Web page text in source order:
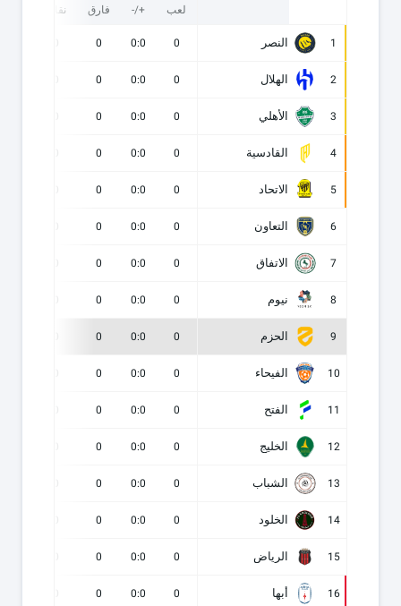
لعب +/- فارق نقاط
1 النصر 0
0:0
0
2 الهلال 0
0:0
0
3 الأهلي 0
0:0
0
4 القادسية 0
0:0
0
5 الاتحاد 0
0:0
0
6 التعاون 0
0:0
0
7 الاتفاق 0
0:0
0
8 نيوم 0
0:0
0
9 الحزم 0
0:0
0
10 الفيحاء 0
0:0
0
11 الفتح 0
0:0
0
12 الخليج 0
0:0
0
13 الشباب 0
0:0
0
14 الخلود 0
0:0
0
15 الرياض 0
0:0
0
16 أبها 0
0:0
0